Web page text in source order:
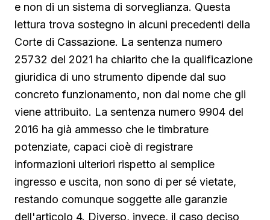
e non di un sistema di sorveglianza. Questa
lettura trova sostegno in alcuni precedenti della
Corte di Cassazione. La sentenza numero
25732 del 2021 ha chiarito che la qualificazione
giuridica di uno strumento dipende dal suo
concreto funzionamento, non dal nome che gli
viene attribuito. La sentenza numero 9904 del
2016 ha già ammesso che le timbrature
potenziate, capaci cioè di registrare
informazioni ulteriori rispetto al semplice
ingresso e uscita, non sono di per sé vietate,
restando comunque soggette alle garanzie
dell'articolo 4. Diverso, invece, il caso deciso